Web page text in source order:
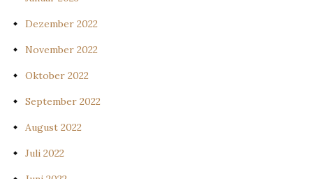
Dezember 2022
November 2022
Oktober 2022
September 2022
August 2022
Juli 2022